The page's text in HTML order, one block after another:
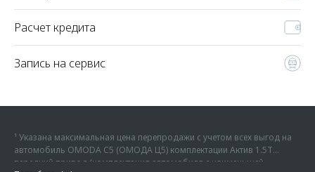
Расчет кредита
Запись на сервис
¹ Указана максимальная цена перепродажи с учетом всех выгод на
автомобиль OMODA C5 (ОМОДА Ц5) комплектации Актив 1.5Т
передний привод (комплектация автомобиля с наименьшей